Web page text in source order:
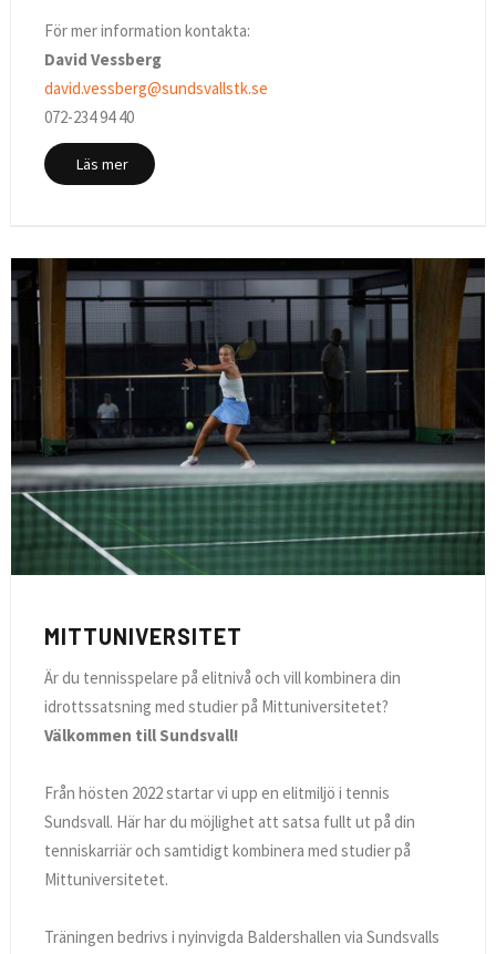
För mer information kontakta:
David Vessberg
david.vessberg@sundsvallstk.se
072-234 94 40
Läs mer
MITTUNIVERSITET
Är du tennisspelare på elitnivå och vill kombinera din
idrottssatsning med studier på Mittuniversitetet?
Välkommen till Sundsvall!
Från hösten 2022 startar vi upp en elitmiljö i tennis
Sundsvall. Här har du möjlighet att satsa fullt ut på din
tenniskarriär och samtidigt kombinera med studier på
Mittuniversitetet.
Träningen bedrivs i nyinvigda Baldershallen via Sundsvalls